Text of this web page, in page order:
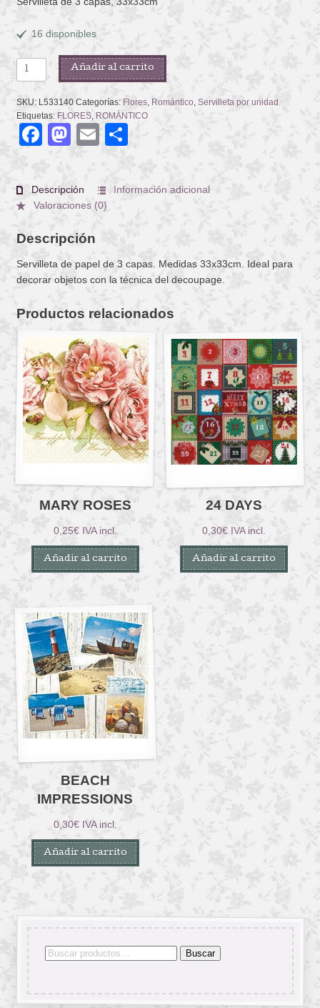
16 disponibles
CALICO
BLUE
cantidad
Añadir al carrito
SKU: L533140 Categorías: Flores, Romántico Servilleta por unidad
Etiquetas: FLORES, ROMÁNTICO
Facebook
Mastodon
EmailCompartir
Descripción
Información adicional
Valoraciones (0)
Descripción
Servilleta de papel de 3 capas. Medidas 33x33cm. Ideal para
decorar objetos con la técnica del decoupage.
Productos relacionados
MARY ROSES
0,25€ IVA incl.
Añadir al carrito
24 DAYS
0,30€ IVA incl.
Añadir al carrito
BEACH
IMPRESSIONS
0,30€ IVA incl.
Añadir al carrito
Buscar
Buscar